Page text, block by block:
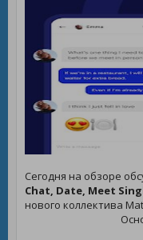
Сегодня на обзоре
Chat, Date, Meet
нового коллектива